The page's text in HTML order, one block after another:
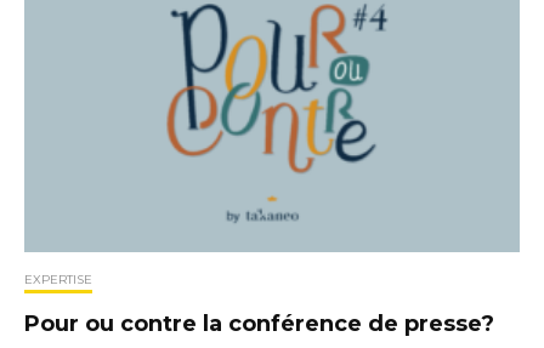
EXPERTISE
Pour ou contre la conférence de presse?